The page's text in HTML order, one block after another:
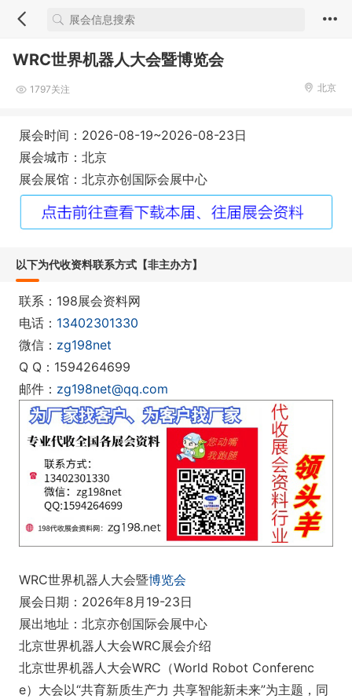
WRC世界机器人大会暨博览会
1797关注 北京
展会时间：2026-08-19~2026-08-23日
展会城市：北京
展会展馆：北京亦创国际会展中心
以下为代收资料联系方式【非主办方】
联系：198展会资料网
电话： 13402301330
微信： zg198net
Q Q：1594264699
邮件： zg198net@qq.com
WRC世界机器人大会暨博览会
展会日期：2026年8月19-23日
展出地址：北京亦创国际会展中心
北京世界机器人大会WRC展会介绍
北京世界机器人大会WRC（World Robot Conferenc
e）大会以“共育新质生产力 共享智能新未来”为主题，同